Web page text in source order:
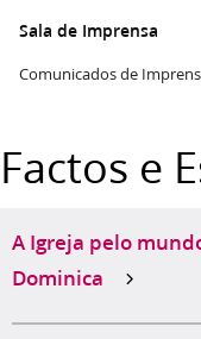
Sala de Imprensa
Comunicados de
Factos e
A Igreja pelo
Dominica